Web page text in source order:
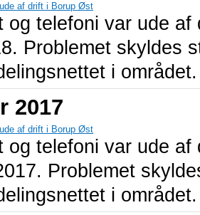
af drift i Borup Øst
og telefoni var ude
Problemet skyldes
i området.
2017
af drift i Borup Øst
og telefoni var ude
Problemet
i området.